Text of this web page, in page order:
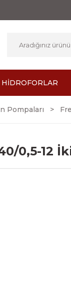
HİDROFORLAR
Pompaları
0,5-12